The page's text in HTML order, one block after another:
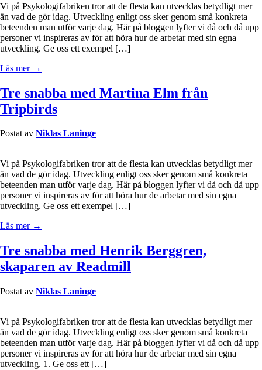
Vi på Psykologifabriken tror att de flesta kan utvecklas betydligt mer
än vad de gör idag. Utveckling enligt oss sker genom små konkreta
beteenden man utför varje dag. Här på bloggen lyfter vi då och då upp
personer vi inspireras av för att höra hur de arbetar med sin egna
utveckling. Ge oss ett exempel […]
Läs mer →
Tre snabba med Martina Elm från
Tripbirds
Postat av Niklas Laninge
Vi på Psykologifabriken tror att de flesta kan utvecklas betydligt mer
än vad de gör idag. Utveckling enligt oss sker genom små konkreta
beteenden man utför varje dag. Här på bloggen lyfter vi då och då upp
personer vi inspireras av för att höra hur de arbetar med sin egna
utveckling. Ge oss ett exempel […]
Läs mer →
Tre snabba med Henrik Berggren,
skaparen av Readmill
Postat av Niklas Laninge
Vi på Psykologifabriken tror att de flesta kan utvecklas betydligt mer
än vad de gör idag. Utveckling enligt oss sker genom små konkreta
beteenden man utför varje dag. Här på bloggen lyfter vi då och då upp
personer vi inspireras av för att höra hur de arbetar med sin egna
utveckling. 1. Ge oss ett […]